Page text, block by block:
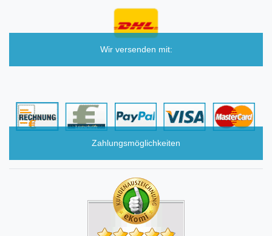
Wir versenden mit:
Zahlungsmöglichkeiten